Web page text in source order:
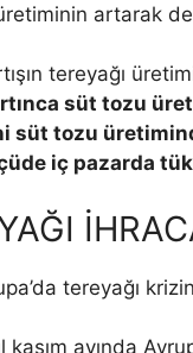
artarak
tereyağı
süt tozu
süt tozu
iç pazarda
tereyağı
kasım ayında